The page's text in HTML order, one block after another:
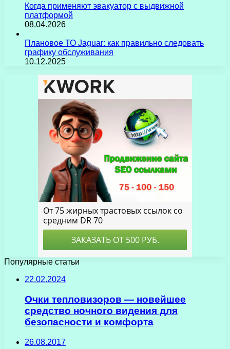
Когда применяют эвакуатор с выдвижной
платформой
08.04.2026
Плановое ТО Jaguar: как правильно следовать
графику обслуживания
10.12.2025
Популярные статьи
22.02.2024
Очки тепловизоров — новейшее
средство ночного видения для
безопасности и комфорта
26.08.2017